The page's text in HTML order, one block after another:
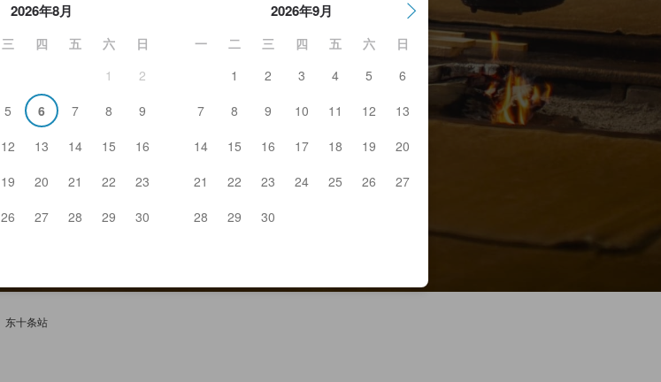
2026年8月
三 四 五 六
日
1
2
5 6 7 8
9
12 13 14 15
16
19 20 21 22
23
26 27 28 29
30
2026年9月
一 二 三 四 五 六
日
1
2 3 4 5
6
7
8 9 10 11 12
13
14
15 16 17 18 19
20
21
22 23 24 25 26
27
28
29 30
东十条站